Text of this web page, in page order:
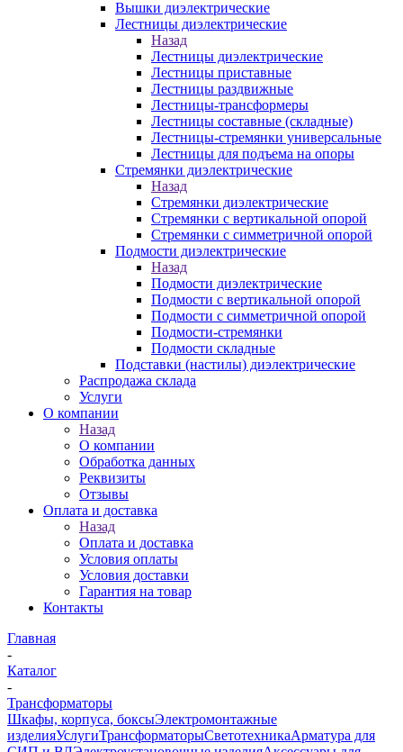
Вышки диэлектрические
Лестницы диэлектрические
Назад
Лестницы диэлектрические
Лестницы приставные
Лестницы раздвижные
Лестницы-трансформеры
Лестницы составные (складные)
Лестницы-стремянки универсальные
Лестницы для подъема на опоры
Стремянки диэлектрические
Назад
Стремянки диэлектрические
Стремянки с вертикальной опорой
Стремянки с симметричной опорой
Подмости диэлектрические
Назад
Подмости диэлектрические
Подмости с вертикальной опорой
Подмости с симметричной опорой
Подмости-стремянки
Подмости складные
Подставки (настилы) диэлектрические
Распродажа склада
Услуги
О компании
Назад
О компании
Обработка данных
Реквизиты
Отзывы
Оплата и доставка
Назад
Оплата и доставка
Условия оплаты
Условия доставки
Гарантия на товар
Контакты
Главная
-
Каталог
-
Трансформаторы
Шкафы, корпуса, боксыЭлектромонтажные
изделияУслугиТрансформаторыСветотехникаАрматура для